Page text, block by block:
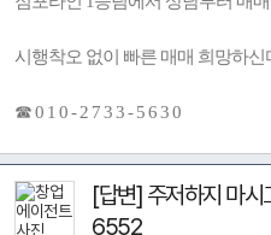
시행착오 없이 빠른 매매 희망하신
☎ 0 1 0 - 2 7 3 3 - 5 6 3 0
[답변] 주저하지 마
6552